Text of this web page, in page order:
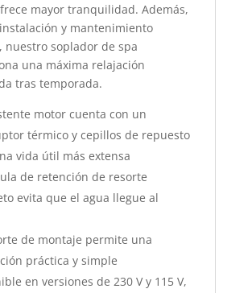
mayor tranquilidad. Además,
y mantenimiento
nuestro soplador de spa
una máxima relajación
tras temporada.
motor cuenta con un
térmico y cepillos de repuesto
vida útil más extensa
de retención de resorte
evita que el agua llegue al
de montaje permite una
práctica y simple
en versiones de 230 V y 115 V,